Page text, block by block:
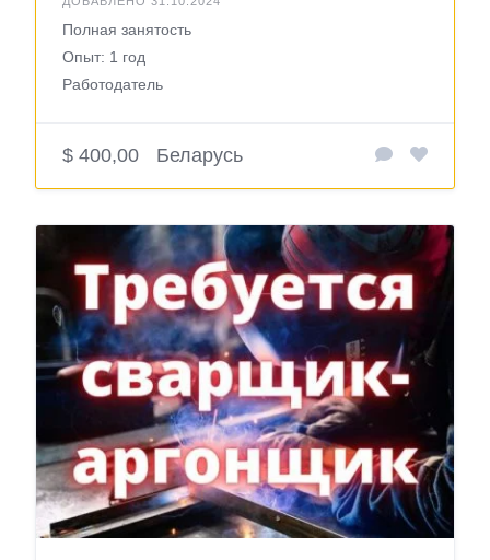
Полная занятость
Опыт: 1 год
Работодатель
$ 400,00 Беларусь